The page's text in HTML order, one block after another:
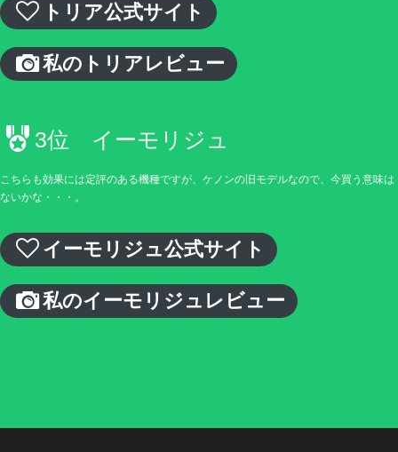
トリア公式サイト
私のトリアレビュー
3位 イーモリジュ
こちらも効果には定評のある機種ですが、ケノンの旧モデルなので、今買う意味は
ないかな・・・。
イーモリジュ公式サイト
私のイーモリジュレビュー